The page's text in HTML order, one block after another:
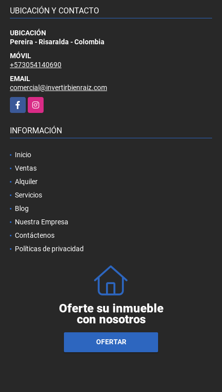
UBICACIÓN Y CONTACTO
UBICACIÓN
Pereira - Risaralda - Colombia
MÓVIL
+573054140690
EMAIL
comercial@invertirbienraiz.com
FacebookInstagram
INFORMACIÓN
Inicio
Ventas
Alquiler
Servicios
Blog
Nuestra Empresa
Contáctenos
Políticas de privacidad
Oferte su inmueble
con nosotros
OFERTAR